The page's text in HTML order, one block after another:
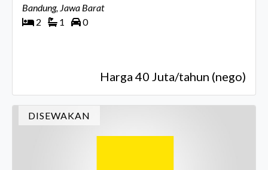
Bandung, Jawa Barat
2
1 0
Harga 40 Juta/tahun (nego)
DISEWAKAN